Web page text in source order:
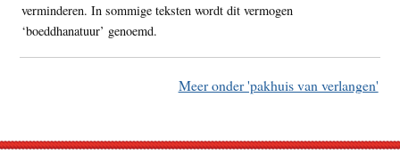
verminderen. In sommige teksten wordt dit vermogen
‘boeddhanatuur’ genoemd.
Meer onder 'pakhuis van verlangen'